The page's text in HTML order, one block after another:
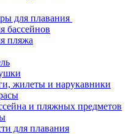
для плавания
бассейнов
пляжа
жилеты и нарукавники
и пляжных предметов
для плавания